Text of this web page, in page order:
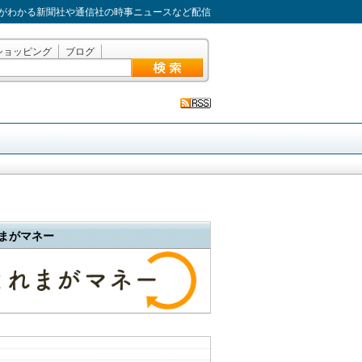
わかる新聞社や通信社の時事ニュースなど配信
ョッピング ブログ
がマネー